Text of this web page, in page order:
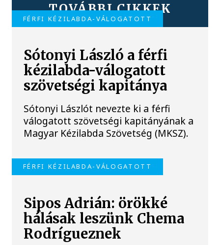
TOVÁBBI CIKKEK
FÉRFI KÉZILABDA-VÁLOGATOTT
Sótonyi László a férfi
kézilabda-válogatott
szövetségi kapitánya
Sótonyi Lászlót nevezte ki a férfi
válogatott szövetségi kapitányának a
Magyar Kézilabda Szövetség (MKSZ).
FÉRFI KÉZILABDA-VÁLOGATOTT
Sipos Adrián: örökké
hálásak leszünk Chema
Rodrígueznek